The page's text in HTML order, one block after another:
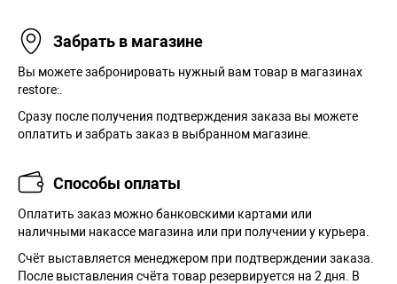
Забрать в магазине
Вы можете забронировать нужный вам товар в магазинах
restore:.
Сразу после получения подтверждения заказа вы можете
оплатить и забрать заказ в выбранном магазине.
Способы оплаты
Оплатить заказ можно банковскими картами или
наличными накассе магазина или при получении у курьера.
Cчёт выставляется менеджером при подтверждении заказа.
После выставления счёта товар резервируется на 2 дня. В